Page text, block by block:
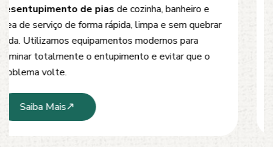
Oferecemos soluções rápidas e eficientes para
desobstrução de redes de esgoto, caixas de
inspeção e tubulações. Utilizamos equipamentos
modernos e técnicas seguras que garantem um
serviço limpo, ágil e sem danos à estrutura.
Saiba Mais